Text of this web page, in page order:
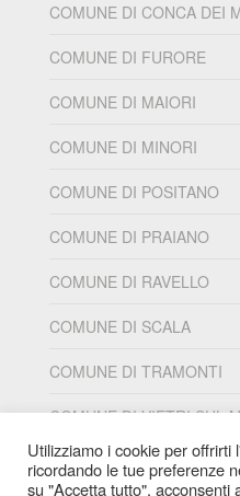
COMUNE DI CONCA DEI
COMUNE DI FURORE
COMUNE DI MAIORI
COMUNE DI MINORI
COMUNE DI POSITANO
COMUNE DI PRAIANO
COMUNE DI RAVELLO
COMUNE DI SCALA
COMUNE DI TRAMONTI
COMUNE DI VIETRI SUL
Utilizziamo i cookie per
ricordando le tue preferenze
su "Accetta tutto", acconsenti